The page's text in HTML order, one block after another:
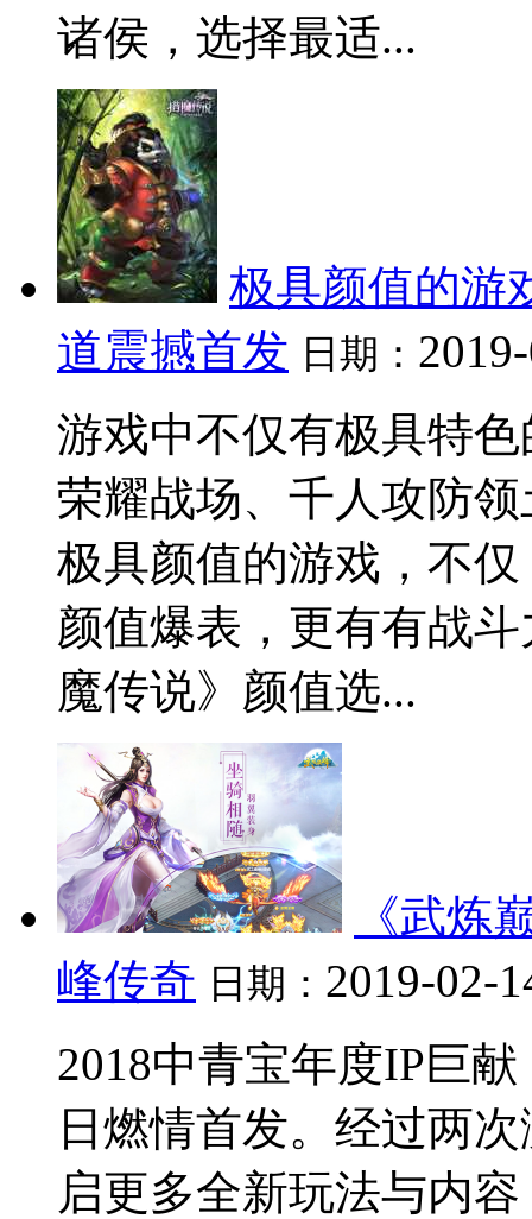
诸侯，选择最适...
极具颜值的游
道震撼首发 日期：
游戏中不仅有极具特
荣耀战场、千人攻防
极具颜值的游戏，不
颜值爆表，更有有战
魔传说》颜值选...
《武炼
峰传奇 日期： 2019-02-
2018中青宝年度IP巨
日燃情首发。经过两
启更多全新玩法与内